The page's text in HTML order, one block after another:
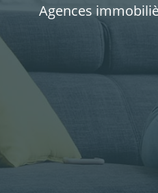
Agences
ESTIMATION DE
Rayon